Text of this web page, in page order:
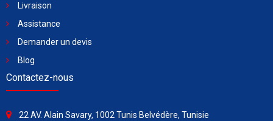
Livraison
Assistance
Demander un devis
Blog
Contactez-nous
22 AV. Alain Savary, 1002 Tunis Belvédère, Tunisie